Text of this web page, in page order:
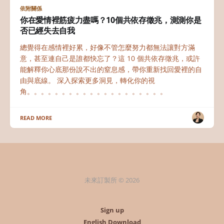
依附關係
你在愛情裡筋疲力盡嗎？10個共依存徵兆，測測你是
否已經失去自我
總覺得在感情裡好累，好像不管怎麼努力都無法讓對方滿
意，甚至連自己是誰都快忘了？這 10 個共依存徵兆，或許
能解釋你心底那份說不出的窒息感，帶你重新找回愛裡的自
由與底線。 深入探索更多洞見，轉化你的視
角。。。。。。。。。。。。。。。。。。。。
READ MORE
未來訂製所 © 2026
Sign up
English Download